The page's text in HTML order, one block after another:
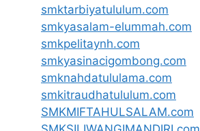
smktarbiyatululum.com
smkyasalam-elummah.com
smkpelitaynh.com
smkyasinacigombong.com
smknahdatululama.com
smkitraudhatululum.com
SMKMIFTAHULSALAM.com